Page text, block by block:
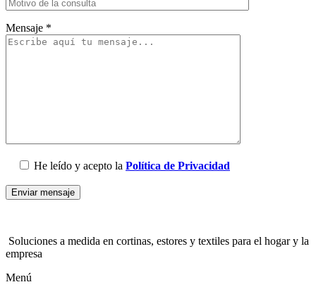
Mensaje *
He leído y acepto la Política de Privacidad
Por
favor,
campo
vacío.
Soluciones a medida en cortinas, estores y textiles para el hogar y la
empresa
Menú